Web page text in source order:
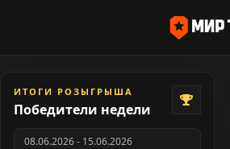
ИТОГИ РОЗЫГРЫША
Победители недели
08.06.2026 - 15.06.2026